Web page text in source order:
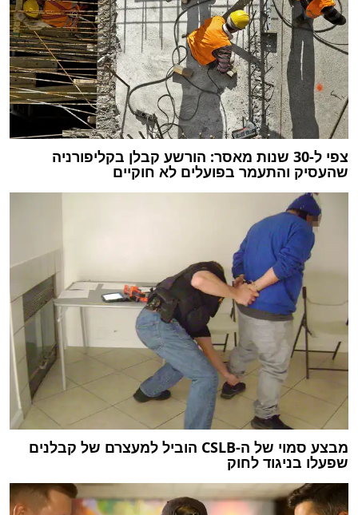
צפי ל-30 שנות מאסר: הורשע קבלן בקליפורניה
שהעסיק והתעמר בפועלים לא חוקיים
מבצע סמוי של ה-CSLB הוביל למעצרם של קבלנים
שפעלו בניגוד לחוק